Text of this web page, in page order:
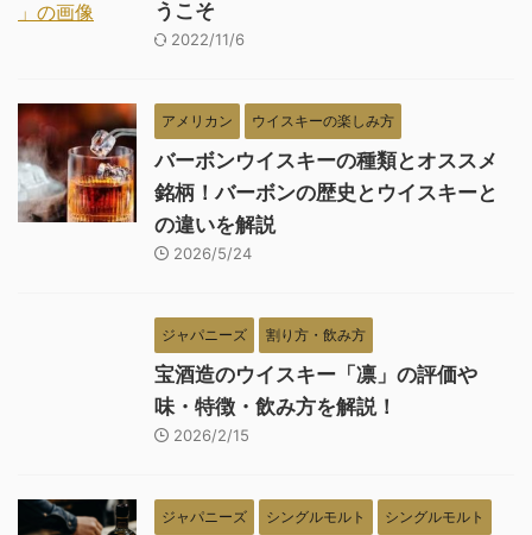
うこそ
2022/11/6
アメリカン ウイスキーの楽しみ方
バーボンウイスキーの種類とオススメ
銘柄！バーボンの歴史とウイスキーと
の違いを解説
2026/5/24
ジャパニーズ 割り方・飲み方
宝酒造のウイスキー「凛」の評価や
味・特徴・飲み方を解説！
2026/2/15
ジャパニーズ シングルモルト シングルモルト